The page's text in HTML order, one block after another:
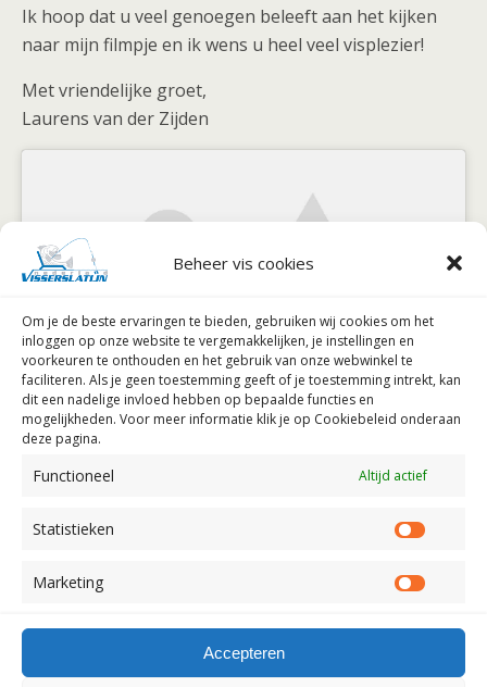
Beheer vis cookies
Om je de beste ervaringen te bieden, gebruiken wij cookies om het
inloggen op onze website te vergemakkelijken, je instellingen en
voorkeuren te onthouden en het gebruik van onze webwinkel te
faciliteren. Als je geen toestemming geeft of je toestemming intrekt, kan
dit een nadelige invloed hebben op bepaalde functies en
mogelijkheden. Voor meer informatie klik je op Cookiebeleid onderaan
deze pagina.
Functioneel Altijd actief
Statistieken
Marketing
Accepteren
Ik hoop dat u veel genoegen beleeft aan het kijken
naar mijn filmpje en ik wens u heel veel visplezier!
Met vriendelijke groet,
Laurens van der Zijden
deze inhoud in te schakelen
Terug naar boven